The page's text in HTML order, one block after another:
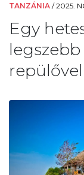
TANZÁNIA /2025.
Egy
legszebb